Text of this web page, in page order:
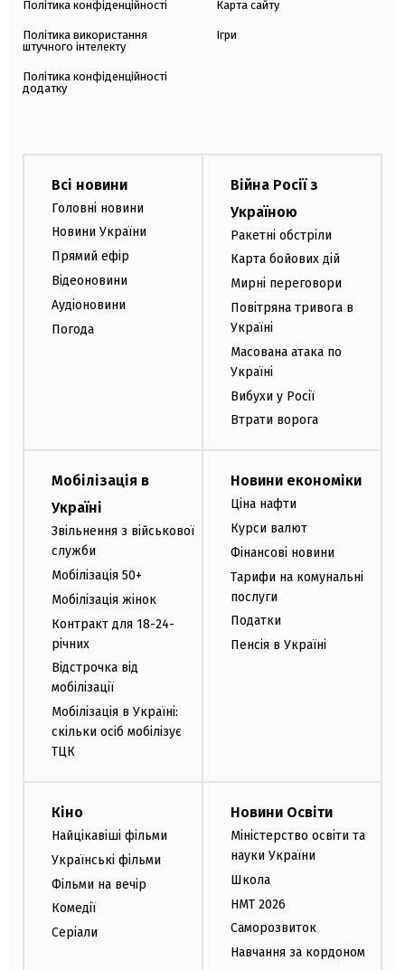
Політика конфіденційності
Політика використання
штучного інтелекту
Політика конфіденційності
додатку
Карта сайту
Ігри
Всі новини
Головні новини
Новини України
Прямий ефір
Відеоновини
Аудіоновини
Погода
Війна Росії з
Україною
Ракетні обстріли
Карта бойових дій
Мирні переговори
Повітряна тривога в
Україні
Масована атака по
Україні
Вибухи у Росії
Втрати ворога
Мобілізація в
Україні
Звільнення з військової
служби
Мобілізація 50+
Мобілізація жінок
Контракт для 18-24-
річних
Відстрочка від
мобілізації
Мобілізація в Україні:
скільки осіб мобілізує
ТЦК
Новини економіки
Ціна нафти
Курси валют
Фінансові новини
Тарифи на комунальні
послуги
Податки
Пенсія в Україні
Кіно
Найцікавіші фільми
Українські фільми
Фільми на вечір
Комедії
Серіали
Новини Освіти
Міністерство освіти та
науки України
Школа
НМТ 2026
Саморозвиток
Навчання за кордоном